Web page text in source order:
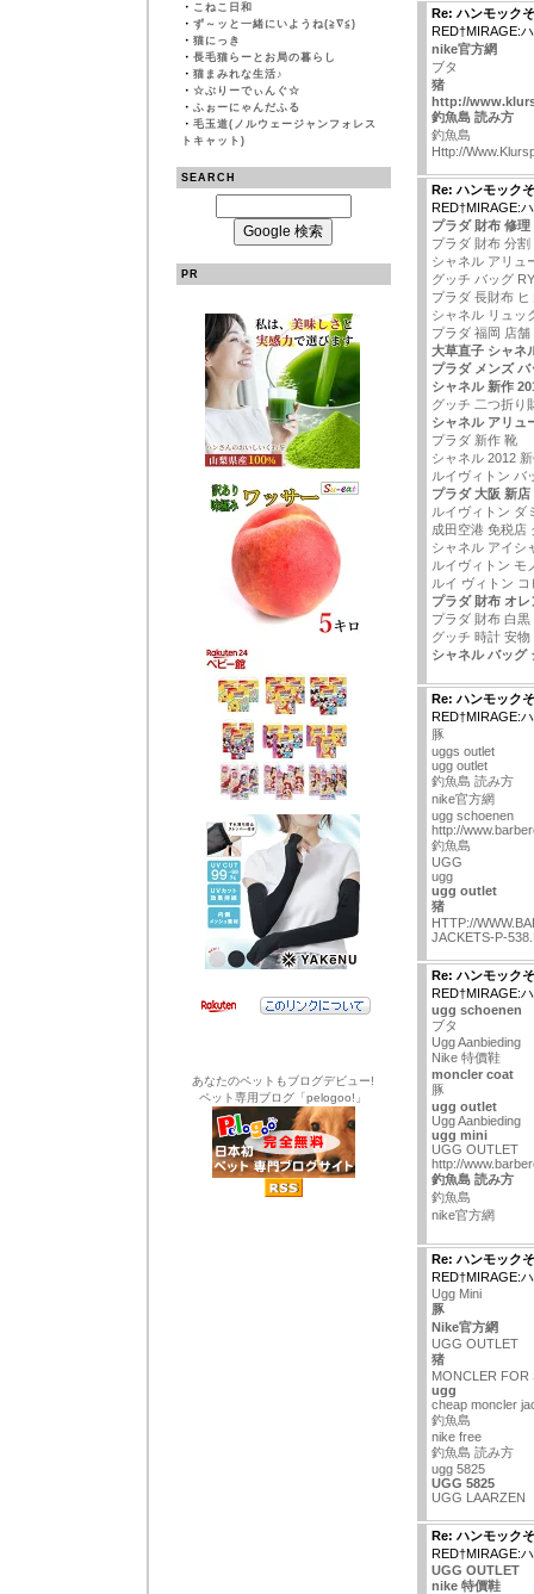
・ こねこ日和
・ず～ッと一緒にいようね(≧∇≦)
・猫にっき
・長毛猫らーとお局の暮らし
・猫まみれな生活♪
・☆ぶりーでぃんぐ☆
・ふぉーにゃんだふる
・毛玉道(ノルウェージャンフォレス
トキャット)
SEARCH
PR
あなたのペットもブログデビュー!
ペット専用ブログ「pelogoo!」
Re: ハンモック
RED†MIRAGE:
nike官方網
ブタ
猪
http://
釣魚島 読み方
釣魚島
Http://
Re: ハンモック
RED†MIRAGE:
プラダ 財布 修理
プラダ 財布 分割
シャネル アリュ
グッチ バッグ
プラダ 長財布 ヒ
シャネル リュッ
プラダ 福岡 店舗
大草直子 シャネ
プラダ メンズ バ
シャネル 新作
グッチ 二つ折り
シャネル アリュ
プラダ 新作 靴
シャネル 2012
ルイヴィトン バ
プラダ 大阪 新店
ルイヴィトン ダ
成田空港 免税店
シャネル アイシ
ルイヴィトン モ
ルイ ヴィトン コ
プラダ 財布 オ
プラダ 財布 白黒
グッチ 時計 安物
シャネル バッグ
Re: ハンモック
RED†MIRAGE:
豚
uggs outlet
ugg outlet
釣魚島 読み方
nike官方網
ugg schoenen
http://
釣魚島
UGG
ugg
ugg outlet
猪
HTTP://
JACKETS-P-
Re: ハンモック
RED†MIRAGE:
ugg schoenen
ブタ
Ugg Aanbieding
Nike 特價鞋
moncler coat
豚
ugg outlet
Ugg Aanbieding
ugg mini
UGG OUTLET
http://
釣魚島 読み方
釣魚島
nike官方網
Re: ハンモック
RED†MIRAGE:
Ugg Mini
豚
Nike官方網
UGG OUTLET
猪
MONCLER FOR
ugg
cheap moncler
釣魚島
nike free
釣魚島 読み方
ugg 5825
UGG 5825
UGG LAARZEN
Re: ハンモック
RED†MIRAGE:
UGG OUTLET
nike 特價鞋